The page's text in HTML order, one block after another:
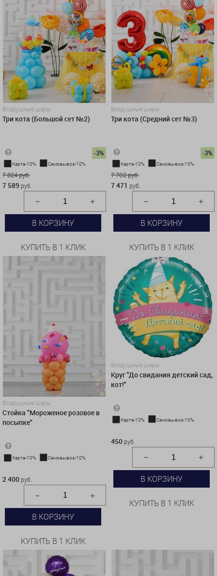
Воздушные шары
Три кота (Большой сет №2)
-3%
Карта-10% Самовывоз-10%
7 824 руб.
7 589 руб.
В КОРЗИНУ
КУПИТЬ В 1 КЛИК
Воздушные шары
Три кота (Средний сет №3)
-3%
Карта-10% Самовывоз-10%
7 702 руб.
7 471 руб.
В КОРЗИНУ
КУПИТЬ В 1 КЛИК
Воздушные шары
Стойка "Мороженое розовое в
посыпке"
Карта-10% Самовывоз-10%
2 400 руб.
В КОРЗИНУ
КУПИТЬ В 1 КЛИК
Воздушные шары
Круг ''До свидания детский сад,
кот!''
Карта-10% Самовывоз-10%
450 руб.
В КОРЗИНУ
КУПИТЬ В 1 КЛИК